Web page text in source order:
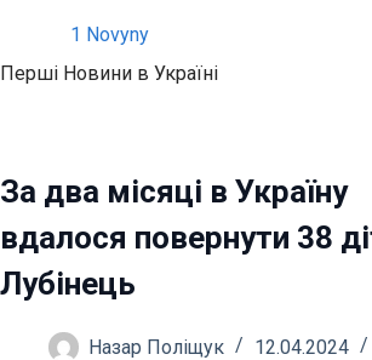
вмісту
1 Novyny
Перші Новини в Україні
За два місяці в Україну
вдалося повернути 38
Лубінець
Назар Поліщук
12.04.2024